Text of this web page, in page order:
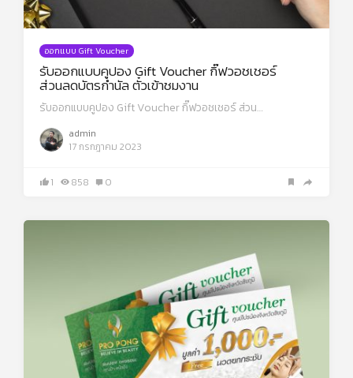
ออกแบบ Gift Voucher
รับออกแบบคูปอง Gift Voucher กิ๊ฟวอชเชอร์
ส่วนลดบัตรกำนัล ตั๋วเข้าชมงาน
รับออกแบบคูปอง Gift Voucher กิ๊ฟวอชเชอร์ ส่วน…
admin
17 กรกฎาคม 2023
1 858 0